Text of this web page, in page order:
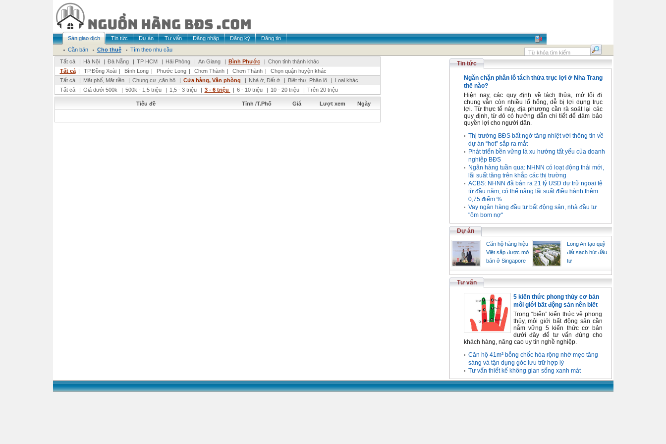
Sàn giao dịch Tin tức Dự án Tư vấn Đăng nhập Đăng ký
Đăng tin
Cần bán
Cho thuê
Tìm theo nhu cầu
Tất cả
| Hà Nội | Đà Nẵng | TP HCM | Hải Phòng | An Giang | Bình Phước | Chọn tỉnh thành khác
Tất cả | TP.Đồng Xoài | Bình Long | Phước Long | Chơn Thành | Chơn Thành |
Chọn quận huyện khác
Tất cả
| Mặt phố, Mặt tiền | Chung cư ,căn hộ | Cửa hàng, Văn phòng | Nhà ở, Đất ở | Biệt thự, Phân lô | Loại khác
Tất cả
| Giá dưới 500k | 500k - 1,5 triệu | 1,5 - 3 triệu | 3 - 6 triệu | 6 - 10 triệu | 10 - 20 triệu | Trên 20 triệu
Tiêu đề Tỉnh /T.Phố Giá Lượt xem Ngày
Tin tức
Ngăn chặn phân lô tách thửa trục lợi ở Nha Trang
thế nào?
Hiện nay, các quy định về tách thửa, mở lối đi
chung vẫn còn nhiều lổ hổng, dễ bị lợi dụng trục
lợi. Từ thực tế này, địa phương cần rà soát lại các
quy định, từ đó có hướng dẫn chi tiết để đảm bảo
quyền lợi cho người dân.
Thị trường BĐS bất ngờ tăng nhiệt với thông tin về
dự án “hot” sắp ra mắt
Phát triển bền vững là xu hướng tất yếu của doanh
nghiệp BĐS
Ngân hàng tuần qua: NHNN có loạt động thái mới,
lãi suất tăng trên khắp các thị trường
ACBS: NHNN đã bán ra 21 tỷ USD dự trữ ngoại tệ
từ đầu năm, có thể nâng lãi suất điều hành thêm
0,75 điểm %
Vay ngân hàng đầu tư bất động sản, nhà đầu tư
"ôm bom nợ"
Dự án
Căn hộ hàng hiệu
Việt sắp được mở
bán ở Singapore
Long An tạo quỹ
đất sạch hút đầu
tư
Tư vấn
5 kiến thức phong thủy cơ bản
môi giới bất động sản nên biết
Trong “biển” kiến thức về phong
thủy, môi giới bất động sản cần
nắm vững 5 kiến thức cơ bản
dưới đây để tư vấn đúng cho
khách hàng, nâng cao uy tín nghề nghiệp.
Căn hộ 41m² bỗng chốc hóa rộng nhờ mẹo tăng
sáng và tận dụng góc lưu trữ hợp lý
Tư vấn thiết kế không gian sống xanh mát